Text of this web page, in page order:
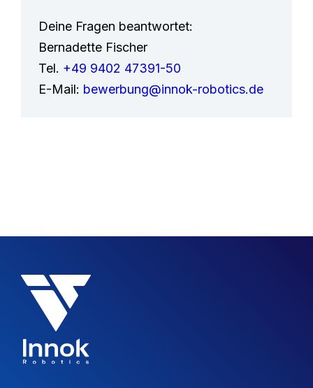
Deine Fragen beantwortet:
Bernadette Fischer
Tel. +49 9402 47391-50
E-Mail: bewerbung@innok-robotics.de